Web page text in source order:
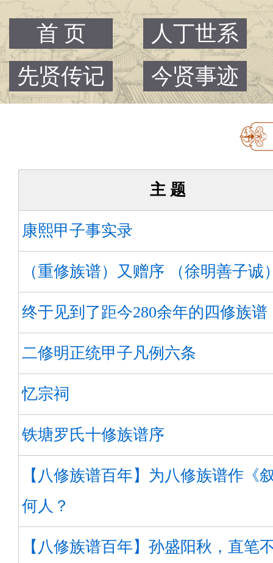
首 页
人丁世系
先贤传记
今贤事迹
主 题
康熙甲子事实录
（重修族谱）又赠序 （徐明善子诚
终于见到了距今280余年的四修族谱
二修明正统甲子凡例六条
忆宗祠
铁塘罗氏十修族谱序
【八修族谱百年】为八修族谱作《
何人？
【八修族谱百年】孙盛阳秋，直笔